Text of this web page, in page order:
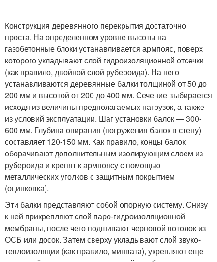
Конструкция деревянного перекрытия достаточно
проста. На определенном уровне высоты на
газобетонные блоки устанавливается армпояс, поверх
которого укладывают слой гидроизоляционной отсечки
(как правило, двойной слой рубероида). На него
устанавливаются деревянные балки толщиной от 50 до
200 мм и высотой от 200 до 400 мм. Сечение выбирается
исходя из величины предполагаемых нагрузок, а также
из условий эксплуатации. Шаг установки балок — 300-
600 мм. Глубина опирания (погружения балок в стену)
составляет 120-150 мм. Как правило, концы балок
оборачивают дополнительным изолирующим слоем из
рубероида и крепят к армпоясу с помощью
металлических уголков с защитным покрытием
(оцинковка).
Эти балки представляют собой опорную систему. Снизу
к ней прикрепляют слой паро-гидроизоляционной
мембраны, после чего подшивают черновой потолок из
ОСБ или досок. Затем сверху укладывают слой звуко-
теплоизоляции (как правило, минвата), укрепляют еще